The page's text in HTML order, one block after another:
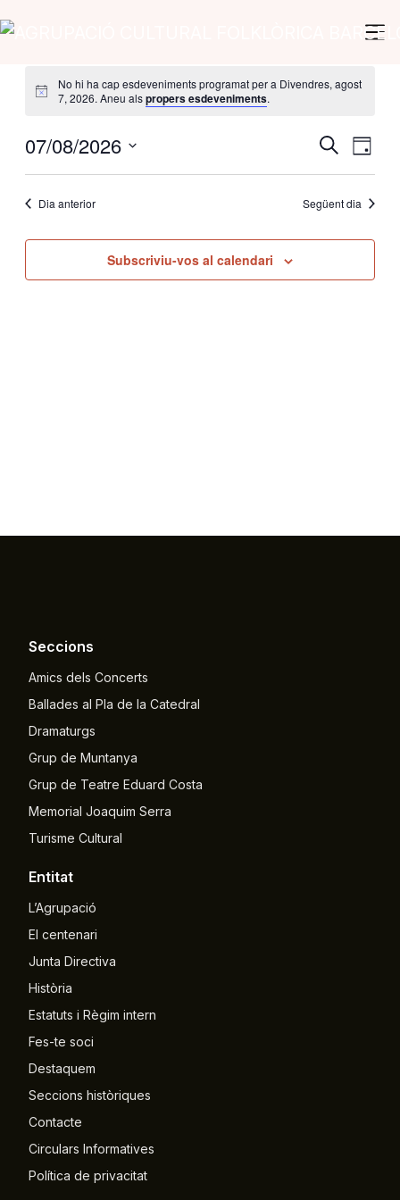
No hi ha cap esdeveniments programat per a Divendres, agost
7, 2026. Aneu alspropers esdeveniments.
visual
i
Cerca
de
Dia
07/08/2026
Selecciona
data.
Dia anterior Següent dia
Subscriviu-vos al calendari
Seccions
Amics dels Concerts
Ballades al Pla de la Catedral
Dramaturgs
Grup de Muntanya
Grup de Teatre Eduard Costa
Memorial Joaquim Serra
Turisme Cultural
Entitat
L’Agrupació
El centenari
Junta Directiva
Història
Estatuts i Règim intern
Fes-te soci
Destaquem
Seccions històriques
Contacte
Circulars Informatives
Política de privacitat